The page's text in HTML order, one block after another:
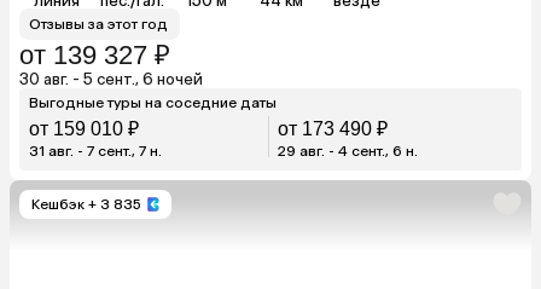
Отзывы за этот год
от 139 327 ₽
30 авг. - 5 сент., 6 ночей
Выгодные туры на соседние даты
от 159 010 ₽
31 авг. - 7 сент., 7 н.
от 173 490 ₽
29 авг. - 4 сент., 6 н.
Кешбэк + 3 835